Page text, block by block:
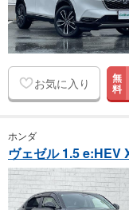
お気に入り 無
料
ホンダ
ヴェゼル 1.5 e:HEV